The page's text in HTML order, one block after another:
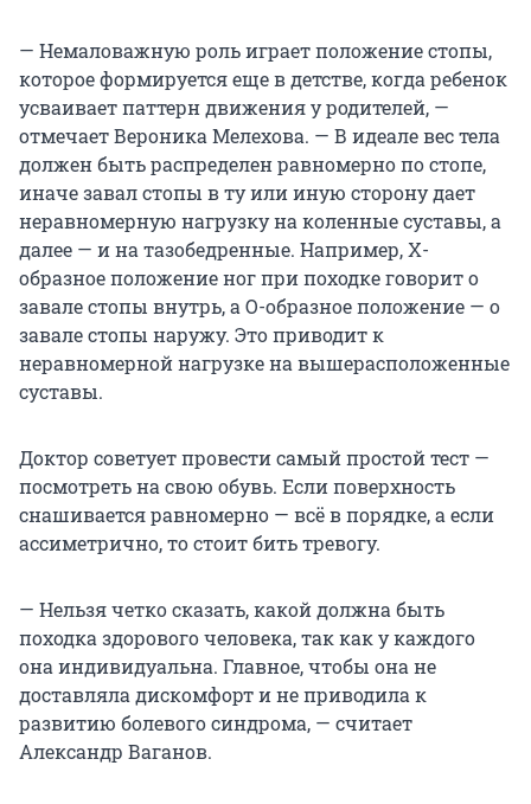
— Немаловажную роль играет положение стопы,
которое формируется еще в детстве, когда ребенок
усваивает паттерн движения у родителей, —
отмечает Вероника Мелехова. — В идеале вес тела
должен быть распределен равномерно по стопе,
иначе завал стопы в ту или иную сторону дает
неравномерную нагрузку на коленные суставы, а
далее — и на тазобедренные. Например, Х-
образное положение ног при походке говорит о
завале стопы внутрь, а О-образное положение — о
завале стопы наружу. Это приводит к
неравномерной нагрузке на вышерасположенные
суставы.
Доктор советует провести самый простой тест —
посмотреть на свою обувь. Если поверхность
снашивается равномерно — всё в порядке, а если
ассиметрично, то стоит бить тревогу.
— Нельзя четко сказать, какой должна быть
походка здорового человека, так как у каждого
она индивидуальна. Главное, чтобы она не
доставляла дискомфорт и не приводила к
развитию болевого синдрома, — считает
Александр Ваганов.